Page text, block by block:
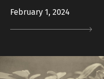
February 1, 2024